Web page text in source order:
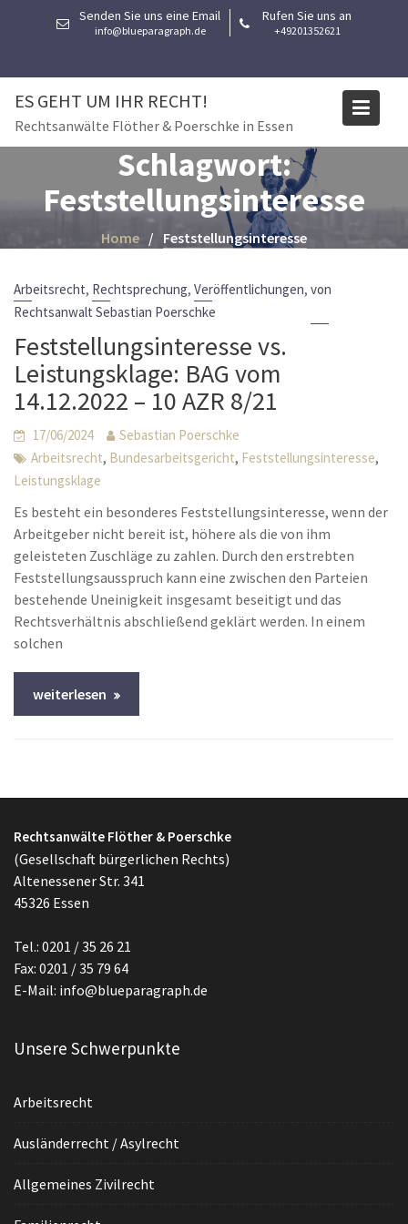
Senden Sie uns eine Email
info@blueparagraph.de
Rufen Sie uns an
+49201352621
ES GEHT UM IHR RECHT!
Rechtsanwälte Flöther & Poerschke in Essen
Schlagwort:
Feststellungsinteresse
Home Feststellungsinteresse
Arbeitsrecht, Rechtsprechung,Veröffentlichungen,von
Rechtsanwalt Sebastian Poerschke
Feststellungsinteresse vs.
Leistungsklage: BAG vom
14.12.2022 – 10 AZR 8/21
17/06/2024
Sebastian Poerschke
Arbeitsrecht, Bundesarbeitsgericht, Feststellungsinteresse,
Leistungsklage
Es besteht ein besonderes Feststellungsinteresse, wenn der
Arbeitgeber nicht bereit ist, höhere als die von ihm
geleisteten Zuschläge zu zahlen. Durch den erstrebten
Feststellungsausspruch kann eine zwischen den Parteien
bestehende Uneinigkeit insgesamt beseitigt und das
Rechtsverhältnis abschließend geklärt werden. In einem
solchen
weiterlesen
Rechtsanwälte Flöther & Poerschke
(Gesellschaft bürgerlichen Rechts)
Altenessener Str. 341
45326 Essen
Tel.: 0201 / 35 26 21
Fax: 0201 / 35 79 64
E-Mail: info@blueparagraph.de
Unsere Schwerpunkte
Arbeitsrecht
Ausländerrecht / Asylrecht
Allgemeines Zivilrecht